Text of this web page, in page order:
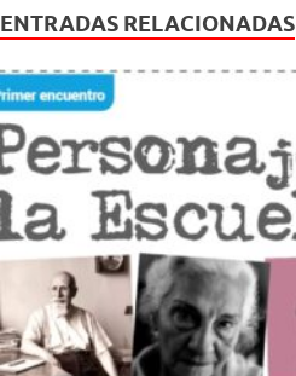
e
b
o
o
k
er s
A
p
ENTRADAS RELACIONADAS